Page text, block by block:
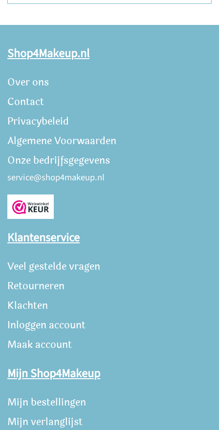
Shop4Makeup.nl
Over ons
Contact
Privacybeleid
Algemene Voorwaarden
Onze bedrijfsgegevens
service@shop4makeup.nl
Klantenservice
Veel gestelde vragen
Retourneren
Klachten
Inloggen account
Maak account
Mijn Shop4Makeup
Mijn bestellingen
Mijn verlanglijst